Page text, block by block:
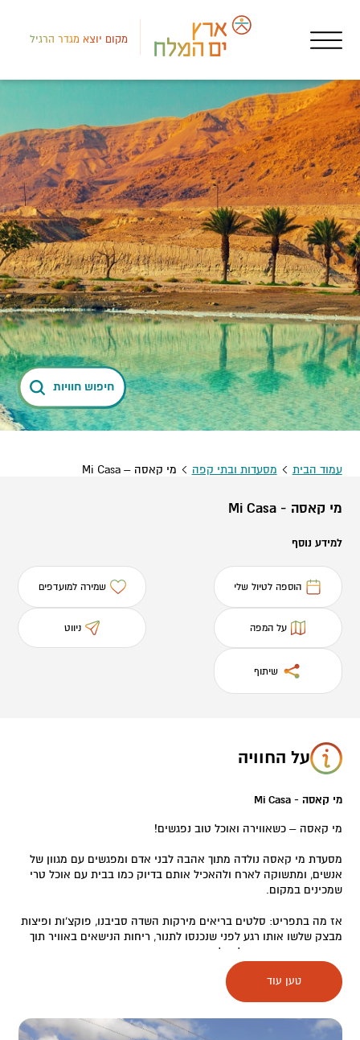
מקום יוצא מגדר הרגיל
חיפוש חוויות
עמוד הבית מסעדות ובתי קפה מי קאסה – Mi Casa
מי קאסה - Mi Casa
למידע נוסף
הוספה לטיול שלי שמירה למועדפים
על המפה ניווט
שיתוף
על החוויה
מי קאסה - Mi Casa
מי קאסה – כשאווירה ואוכל טוב נפגשים!
מסעדת מי קאסה נולדה מתוך אהבה לבני אדם ומפגשים עם מגוון של
אנשים, ומתשוקה לארח ולהאכיל אותם בדיוק כמו בבית עם אוכל טרי
שמכינים במקום.
אז מה בתפריט: סלטים בריאים מירקות השדה סביבנו, פוקצ'ות ופיצות
מבצק שלשו אותו רגע לפני שנכנסו לתנור, ריחות הנישאים באוויר תוך
כדי שיח ונשנושים עד לקבלת המנות העיקריות.
המסעדה גובלת במטעי תמרים מצד אחד ובהרי המדבר מצד שני, בתוך
צומת בה נפגשים לרגעים נדירים של הנאה, שיח וטעמים מתובלים
האירוח בעיצוב ובאווירה כפרית, כמו קפיצה קטנה לאיטליה הישנה
טען עוד